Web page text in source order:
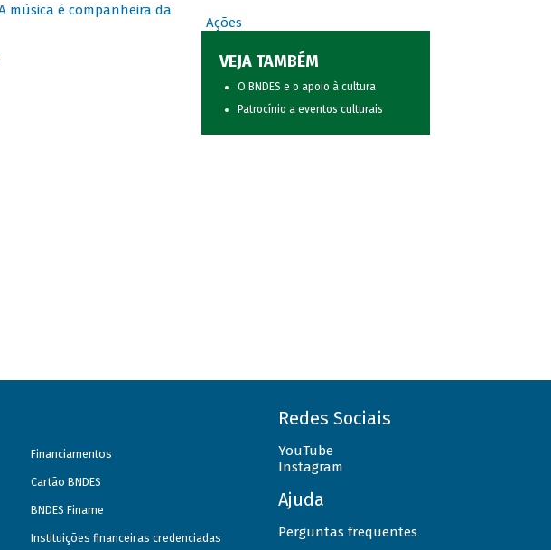
música é companheira da
Ações
VEJA TAMBÉM
O BNDES e o apoio à cultura
Patrocínio a eventos culturais
Financiamentos
Cartão BNDES
BNDES Finame
Instituições financeiras credenciadas
Redes Sociais
YouTube
Instagram
Ajuda
Perguntas frequentes